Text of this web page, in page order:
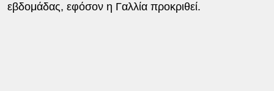
εβδομάδας, εφόσον η Γαλλία προκριθεί.